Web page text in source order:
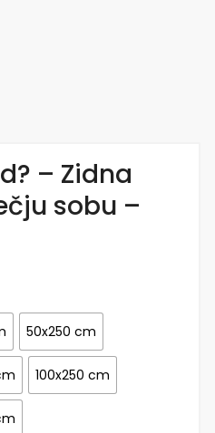
– Zidna
sobu –
50x250 cm
100x250 cm